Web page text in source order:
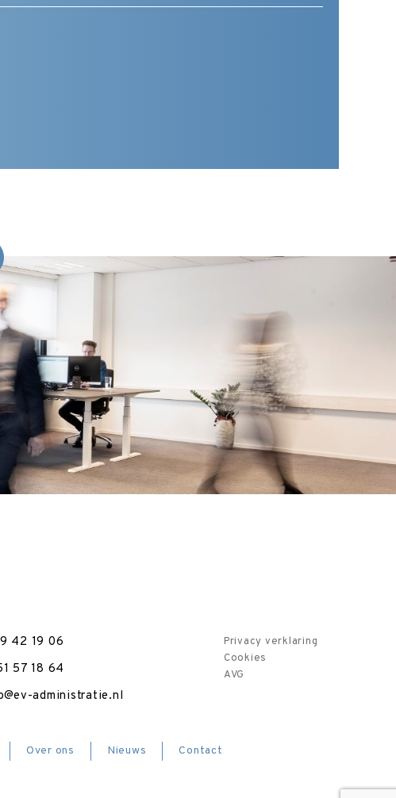
42 19 06
57 18 64
administratie.nl
Privacy verklaring
Cookies
AVG
Over ons Nieuws Contact